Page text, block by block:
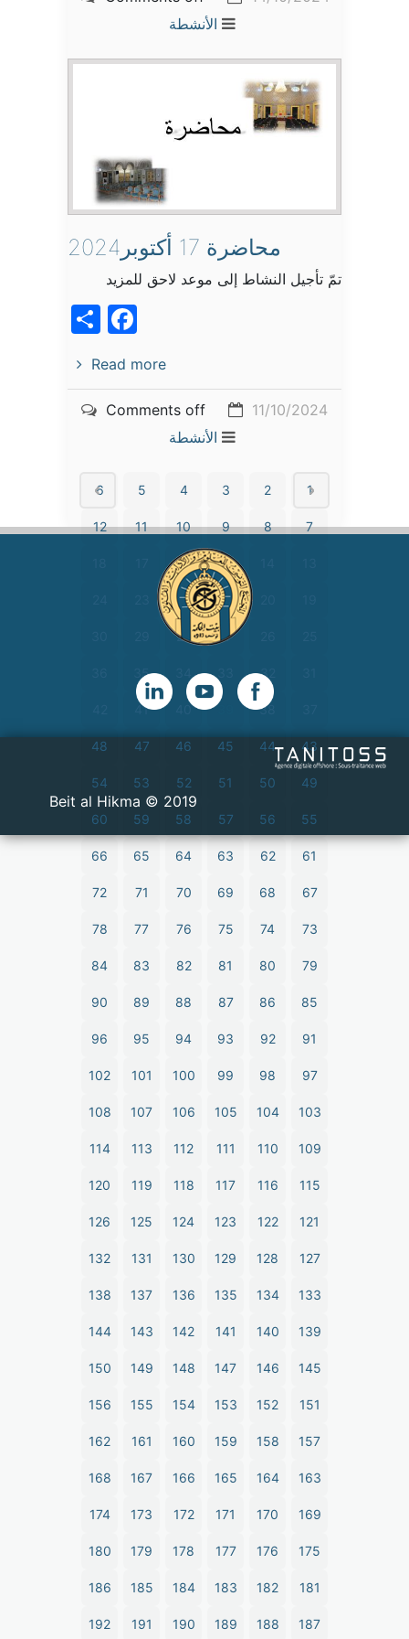
الأنشطة
محاضرة 17 أكتوبر2024
تمّ تأجيل النشاط إلى موعد لاحق للمزيد
Read more
11/10/2024
Comments off
الأنشطة
1
2
3
4
5
6
7
8
9
10
11
12
15
16
21
22
27
28
32
35
38
39
40
41
43
44
45
46
47
48
49
50
51
52
53
54
55
56
57
58
59
60
61
62
63
64
65
66
67
68
69
70
71
72
73
74
75
76
77
78
79
80
81
82
83
84
85
86
87
88
89
90
91
92
93
94
95
96
97
98
99
100
101
102
103
104
105
106
107
108
109
110
111
112
113
114
115
116
117
118
119
120
121
122
123
124
125
126
127
128
129
130
131
132
133
134
135
136
137
138
139
140
141
142
143
144
145
146
147
148
149
150
151
152
153
154
155
156
157
158
159
160
161
162
163
164
165
166
167
168
169
170
171
172
173
174
175
176
177
178
179
180
181
182
183
184
185
186
187
188
189
190
191
192
2019 © Beit al Hikma